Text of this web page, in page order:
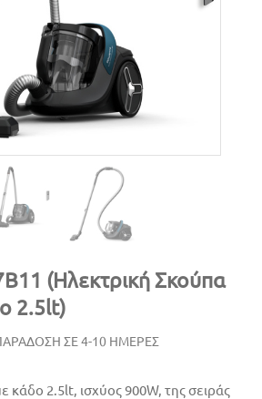
(Ηλεκτρική Σκούπα
2.5lt)
ΣΕ 4-10 ΗΜΕΡΕΣ
κάδο 2.5lt, ισχύος 900W, της σειράς